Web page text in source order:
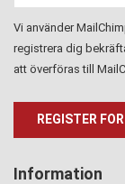
Vi använder
registrera dig
att överföras till
Information